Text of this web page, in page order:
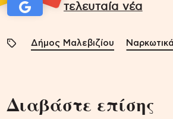
τελευταία νέα
Δήμος Μαλεβιζίου Ναρκωτικά
Διαβάστε επίσης